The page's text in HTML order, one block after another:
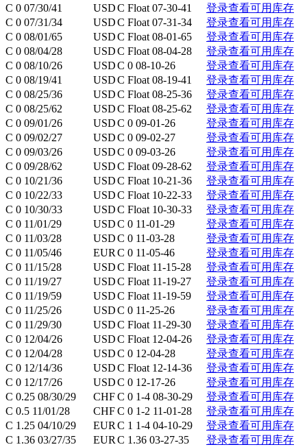
C 0 07/30/41
USDC Float 07-30-41
登录查看可用库存
C 0 07/31/34
USDC Float 07-31-34
登录查看可用库存
C 0 08/01/65
USDC Float 08-01-65
登录查看可用库存
C 0 08/04/28
USDC Float 08-04-28
登录查看可用库存
C 0 08/10/26
USDC 0 08-10-26
登录查看可用库存
C 0 08/19/41
USDC Float 08-19-41
登录查看可用库存
C 0 08/25/36
USDC Float 08-25-36
登录查看可用库存
C 0 08/25/62
USDC Float 08-25-62
登录查看可用库存
C 0 09/01/26
USDC 0 09-01-26
登录查看可用库存
C 0 09/02/27
USDC 0 09-02-27
登录查看可用库存
C 0 09/03/26
USDC 0 09-03-26
登录查看可用库存
C 0 09/28/62
USDC Float 09-28-62
登录查看可用库存
C 0 10/21/36
USDC Float 10-21-36
登录查看可用库存
C 0 10/22/33
USDC Float 10-22-33
登录查看可用库存
C 0 10/30/33
USDC Float 10-30-33
登录查看可用库存
C 0 11/01/29
USDC 0 11-01-29
登录查看可用库存
C 0 11/03/28
USDC 0 11-03-28
登录查看可用库存
C 0 11/05/46
EUR C 0 11-05-46
登录查看可用库存
C 0 11/15/28
USDC Float 11-15-28
登录查看可用库存
C 0 11/19/27
USDC Float 11-19-27
登录查看可用库存
C 0 11/19/59
USDC Float 11-19-59
登录查看可用库存
C 0 11/25/26
USDC 0 11-25-26
登录查看可用库存
C 0 11/29/30
USDC Float 11-29-30
登录查看可用库存
C 0 12/04/26
USDC Float 12-04-26
登录查看可用库存
C 0 12/04/28
USDC 0 12-04-28
登录查看可用库存
C 0 12/14/36
USDC Float 12-14-36
登录查看可用库存
C 0 12/17/26
USDC 0 12-17-26
登录查看可用库存
C 0.25 08/30/29
CHFC 0 1-4 08-30-29
登录查看可用库存
C 0.5 11/01/28
CHFC 0 1-2 11-01-28
登录查看可用库存
C 1.25 04/10/29
EUR C 1 1-4 04-10-29
登录查看可用库存
C 1.36 03/27/35
EUR C 1.36 03-27-35 登录查看可用库存